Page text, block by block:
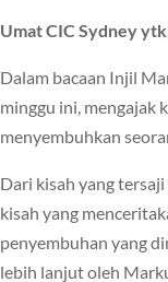
Umat CIC Sydney
Dalam bacaan Injil
minggu ini, mengajak
menyembuhkan
Dari kisah yang
kisah yang
penyembuhan yang
lebih lanjut oleh